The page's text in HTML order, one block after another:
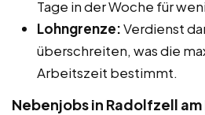
Tage in der Woche für
Lohngrenze:Verdienst
überschreiten, was die
Arbeitszeit bestimmt.
Nebenjobs in Radolfzell